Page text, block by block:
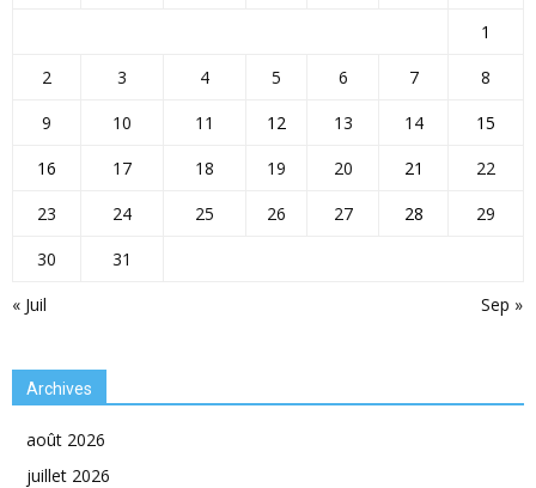
« Juil Sep »
1
2
3 4 5 6 7
8
9
10 11 12 13 14
15
16
17 18 19 20 21
22
23
24 25 26 27 28
29
30
31
Archives
août 2026
juillet 2026